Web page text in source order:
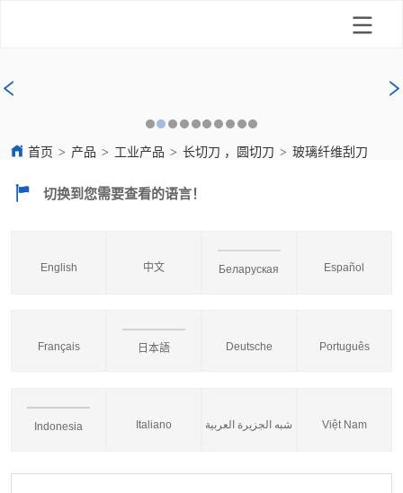
首页 > 产品 > 工业产品 > 长切刀 ，圆切刀 > 玻璃纤维刮刀
切换到您需要查看的语言！
English 中文 Беларуская Español
Français 日本語 Deutsche Português
Indonesia Italiano شبه الجزيرة العربية Việt Nam